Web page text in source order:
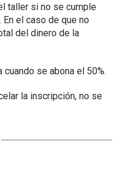
taller si no se cumple
el caso de que no
del dinero de la
se abona el 50%.
la inscripción, no se